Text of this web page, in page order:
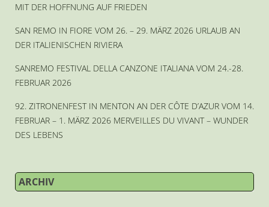
MIT DER HOFFNUNG AUF FRIEDEN
SAN REMO IN FIORE VOM 26. – 29. MÄRZ 2026 URLAUB AN
DER ITALIENISCHEN RIVIERA
SANREMO FESTIVAL DELLA CANZONE ITALIANA VOM 24.-28.
FEBRUAR 2026
92. ZITRONENFEST IN MENTON AN DER CÔTE D’AZUR VOM 14.
FEBRUAR – 1. MÄRZ 2026 MERVEILLES DU VIVANT – WUNDER
DES LEBENS
ARCHIV